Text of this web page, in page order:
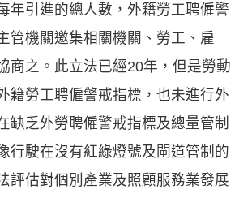
年引進的總人數，外籍勞工聘僱警
管機關邀集相關機關、勞工、雇
商之。此立法已經20年，但是勞動
籍勞工聘僱警戒指標，也未進行外
缺乏外勞聘僱警戒指標及總量管制
行駛在沒有紅綠燈號及閘道管制的
評估對個別產業及照顧服務業發展